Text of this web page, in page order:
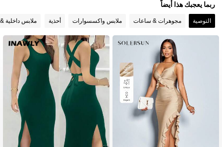
ربما يعجبك هذا أيضاً
التوصية مجوهرات & ساعات ملابس واكسسوارات أحذية ملابس داخلية